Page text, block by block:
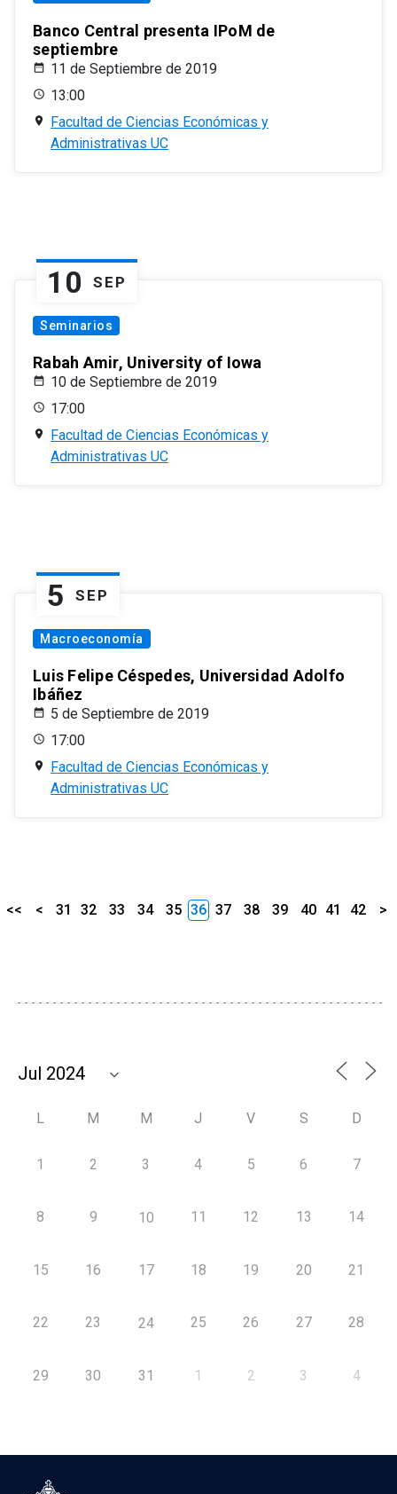
Banco Central presenta IPoM de
septiembre
11 de Septiembre de 2019
13:00
Facultad de Ciencias Económicas y
Administrativas UC
10 SEP
Seminarios
Rabah Amir, University of Iowa
10 de Septiembre de 2019
17:00
Facultad de Ciencias Económicas y
Administrativas UC
5 SEP
Macroeconomía
Luis Felipe Céspedes, Universidad Adolfo
Ibáñez
5 de Septiembre de 2019
17:00
Facultad de Ciencias Económicas y
Administrativas UC
<< < 31 32 33 34 35 36 37 38 39 40 41 42 >
L M M J V S D
1 2 3 4 5 6 7
8 9 10 11 12 13 14
15 16 17 18 19 20 21
22 23 24 25 26 27 28
29 30 31 1 2 3 4